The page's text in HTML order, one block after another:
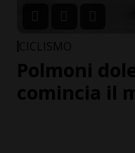
CICLISMO
Polmoni
comincia il